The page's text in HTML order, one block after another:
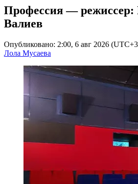
Профессия — режиссер:
Валиев
Опубликовано: 2:00, 6 авг 2026
Лола Мусаева